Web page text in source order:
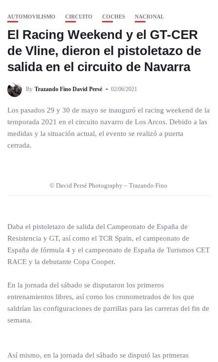
AUTOMOVILISMO CIRCUITO COCHES NACIONAL
El Racing Weekend y el GT-CER
de Vline, dieron el pistoletazo de
salida en el circuito de Navarra
By Trazando Fino David Persé 02/06/2021
Los pasados 29 y 30 de mayo se inauguró el racing weekend de la
temporada 2021 en el circuito navarro de Los Arcos. Debido a las
medidas y la situación actual, el evento se realizó a puerta
cerrada.
© David Persé Photography – Trazando Fino
Daba el pistoletazo de salida del Campeonato de España de
Resistencia y GT, así como el TCR Spain, el campeonato de
España de fórmula 4 y el campeonato de España de Turismos CET
RACE y la debutante Copa Cooper.
En la jornada del sábado se disputaron los primeros
entrenamientos libres, así como los cronometrados de los que
saldrían las configuraciones de parrillas para las carreras del fin de
semana.
Así mismo, en la jornada del sábado se disputó las primeras